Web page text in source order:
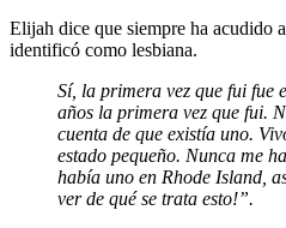
Elijah dice que siempre ha acudido
identificó como lesbiana.
Sí, la primera vez que fui fue
años la primera vez que fui.
cuenta de que existía uno.
estado pequeño. Nunca me
había uno en Rhode Island,
ver de qué se trata esto!”.